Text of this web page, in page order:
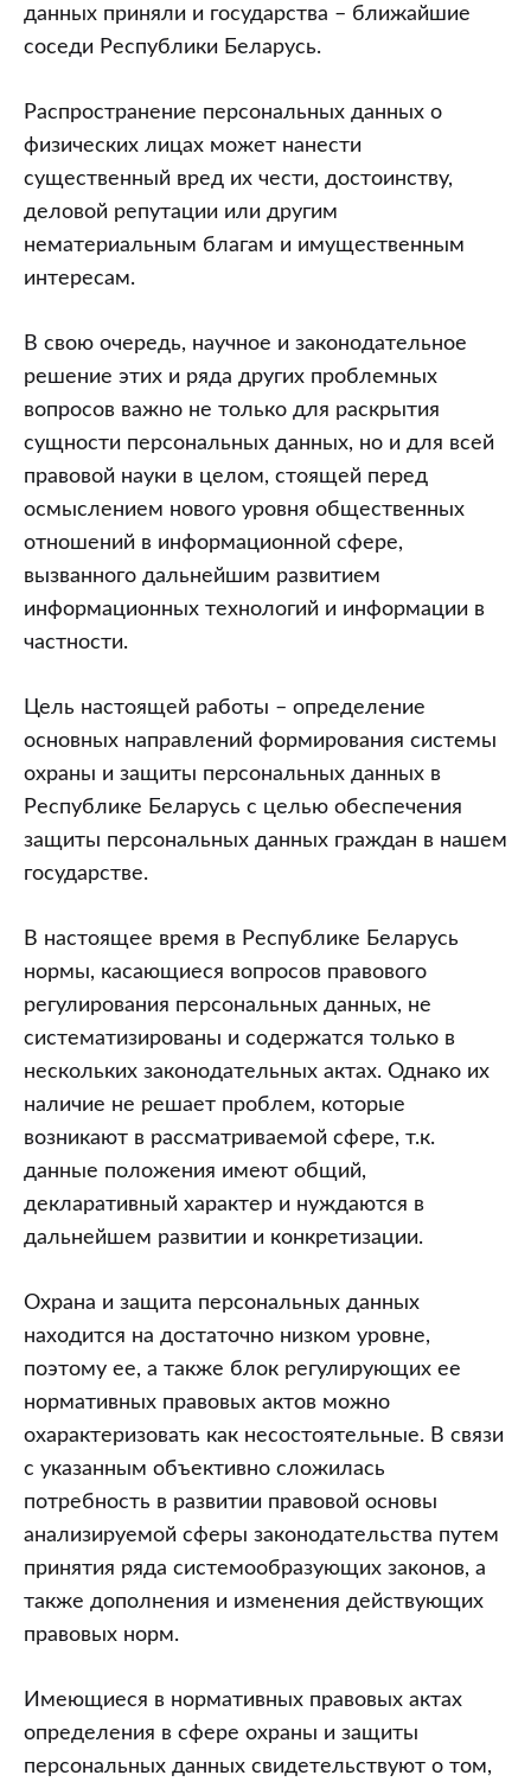
данных приняли и государства – ближайшие
соседи Республики Беларусь.
Распространение персональных данных о
физических лицах может нанести
существенный вред их чести, достоинству,
деловой репутации или другим
нематериальным благам и имущественным
интересам.
В свою очередь, научное и законодательное
решение этих и ряда других проблемных
вопросов важно не только для раскрытия
сущности персональных данных, но и для всей
правовой науки в целом, стоящей перед
осмыслением нового уровня общественных
отношений в информационной сфере,
вызванного дальнейшим развитием
информационных технологий и информации в
частности.
Цель настоящей работы – определение
основных направлений формирования системы
охраны и защиты персональных данных в
Республике Беларусь с целью обеспечения
защиты персональных данных граждан в нашем
государстве.
В настоящее время в Республике Беларусь
нормы, касающиеся вопросов правового
регулирования персональных данных, не
систематизированы и содержатся только в
нескольких законодательных актах. Однако их
наличие не решает проблем, которые
возникают в рассматриваемой сфере, т.к.
данные положения имеют общий,
декларативный характер и нуждаются в
дальнейшем развитии и конкретизации.
Охрана и защита персональных данных
находится на достаточно низком уровне,
поэтому ее, а также блок регулирующих ее
нормативных правовых актов можно
охарактеризовать как несостоятельные. В связи
с указанным объективно сложилась
потребность в развитии правовой основы
анализируемой сферы законодательства путем
принятия ряда системообразующих законов, а
также дополнения и изменения действующих
правовых норм.
Имеющиеся в нормативных правовых актах
определения в сфере охраны и защиты
персональных данных свидетельствуют о том,